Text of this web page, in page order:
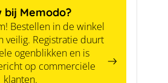
bij Memodo?
Bestellen in de winkel
veilig. Registratie duurt
ogenblikken en is
op commerciële
klanten.
het zien van